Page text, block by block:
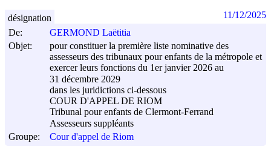
De:
GERMOND Laëtitia
Objet:
pour constituer la première liste nominative des
assesseurs des tribunaux pour enfants de la métropole et
exercer leurs fonctions du 1er janvier 2026 au
31 décembre 2029
dans les juridictions ci-dessous
COUR D'APPEL DE RIOM
Tribunal pour enfants de Clermont-Ferrand
Assesseurs suppléants
Groupe:
Cour d'appel de Riom
désignation 11/12/2025